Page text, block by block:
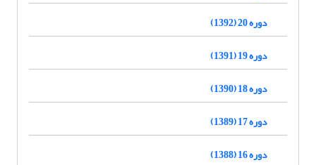
دوره 20 (1392)
دوره 19 (1391)
دوره 18 (1390)
دوره 17 (1389)
دوره 16 (1388)